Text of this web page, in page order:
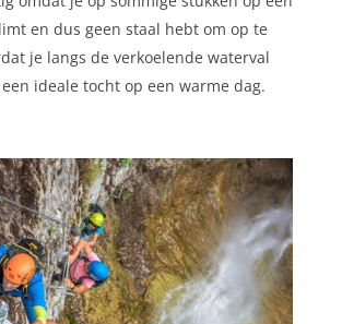
en dus geen staal hebt om op te
je langs de verkoelende waterval
ideale tocht op een warme dag.